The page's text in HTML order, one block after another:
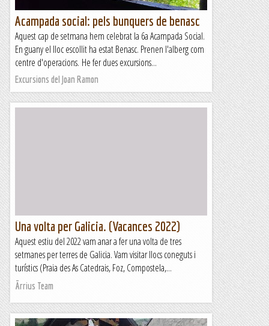
Acampada social: pels bunquers de benasc
Aquest cap de setmana hem celebrat la 6a Acampada Social.
En guany el lloc escollit ha estat Benasc. Prenen l'alberg com
centre d'operacions. He fer dues excursions...
Excursions del Joan Ramon
Una volta per Galicia. (Vacances 2022)
Aquest estiu del 2022 vam anar a fer una volta de tres
setmanes per terres de Galicia. Vam visitar llocs coneguts i
turístics (Praia des As Catedrais, Foz, Compostela,...
Ãrrius Team